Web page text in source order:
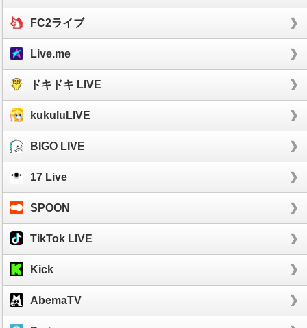
FC2ライブ
Live.me
ドキドキ LIVE
kukuluLIVE
BIGO LIVE
17 Live
SPOON
TikTok LIVE
Kick
AbemaTV